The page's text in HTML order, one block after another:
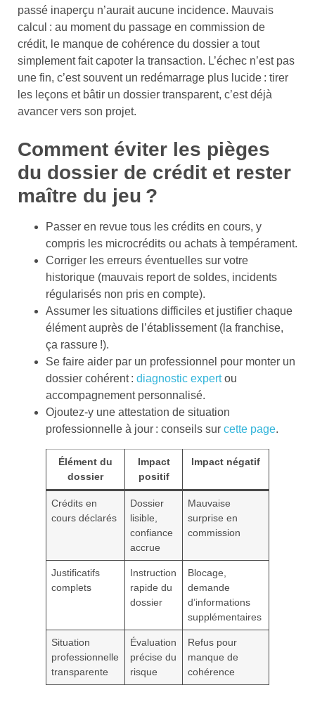
passé inaperçu n’aurait aucune incidence. Mauvais
calcul : au moment du passage en commission de
crédit, le manque de cohérence du dossier a tout
simplement fait capoter la transaction. L’échec n’est pas
une fin, c’est souvent un redémarrage plus lucide : tirer
les leçons et bâtir un dossier transparent, c’est déjà
avancer vers son projet.
Comment éviter les pièges
du dossier de crédit et rester
maître du jeu ?
Passer en revue tous les crédits en cours, y
compris les microcrédits ou achats à tempérament.
Corriger les erreurs éventuelles sur votre
historique (mauvais report de soldes, incidents
régularisés non pris en compte).
Assumer les situations difficiles et justifier chaque
élément auprès de l’établissement (la franchise,
ça rassure !).
Se faire aider par un professionnel pour monter un
dossier cohérent : diagnostic expertou
accompagnement personnalisé.
Ojoutez-y une attestation de situation
professionnelle à jour : conseils sur cette page.
Élément du
dossier
Impact
positif
Impact négatif
Crédits en
cours déclarés
Dossier
lisible,
confiance
accrue
Mauvaise
surprise en
commission
Justificatifs
complets
Instruction
rapide du
dossier
Blocage,
demande
d’informations
supplémentaires
Situation
professionnelle
transparente
Évaluation
précise du
risque
Refus pour
manque de
cohérence